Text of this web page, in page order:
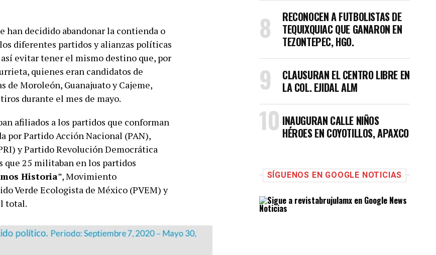
han decidido abandonar la contienda o
diferentes partidos y alianzas políticas
evitar tener el mismo destino que, por
quienes eran candidatos de
de Moroleón, Guanajuato y Cajeme,
durante el mes de mayo.
afiliados a los partidos que conforman
por Partido Acción Nacional (PAN),
y Partido Revolución Democrática
25 militaban en los partidos
Historia”, Movimiento
Verde Ecologista de México (PVEM) y
total.
RECONOCEN A FUTBOLISTAS DE
TEQUIXQUIAC QUE GANARON EN
TEZONTEPEC, HGO.
CLAUSURAN EL CENTRO LIBRE EN
LA COL. EJIDAL ALM
INAUGURAN CALLE NIÑOS
HÉROES EN COYOTILLOS, APAXCO
SÍGUENOS EN GOOGLE NOTICIAS